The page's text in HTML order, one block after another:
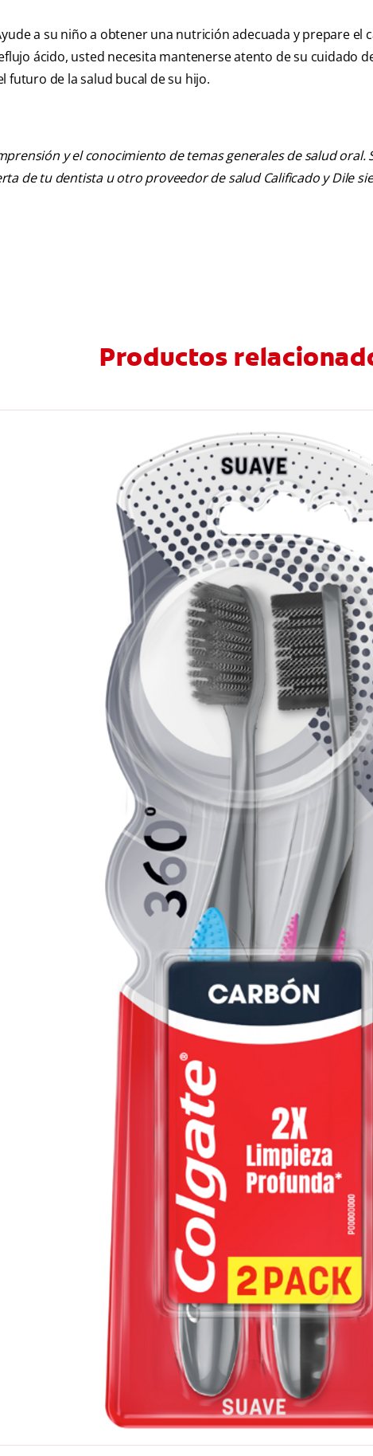
a su niño a obtener una nutrición adecuada y prepare el
ácido, usted necesita mantenerse atento de su cuidado
futuro de la salud bucal de su hijo.
y el conocimiento de temas generales de salud
de tu dentista u otro proveedor de salud Calificado y Dile
Productos